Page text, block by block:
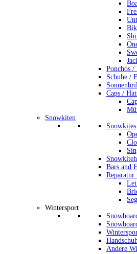
Ponchos /
Schuhe /
Caps /
Snowkiten
Snowkites
Bars and
Reparatur
Wintersport
Andere